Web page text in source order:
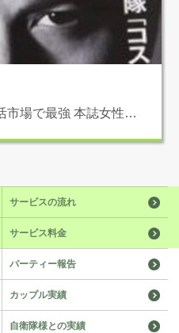
市場で最強 本誌女性…
サービスの流れ
サービス料金
パーティー報告
カップル実績
自衛隊様との実績